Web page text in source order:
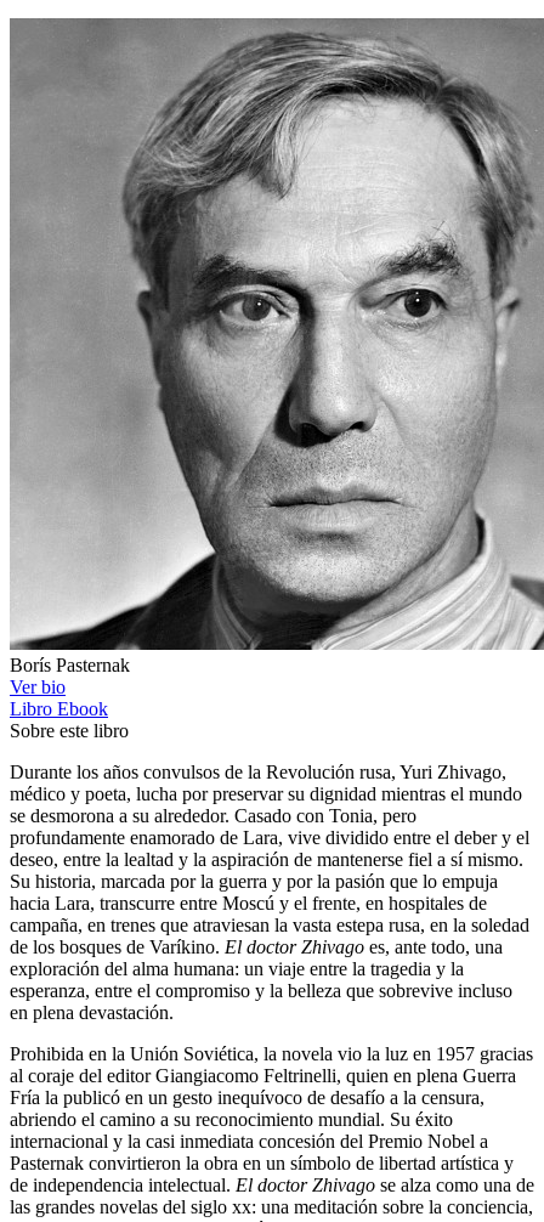
Borís Pasternak
Ver bio
Libro Ebook
Sobre este libro
Durante los años convulsos de la Revolución rusa, Yuri Zhivago,
médico y poeta, lucha por preservar su dignidad mientras el mundo
se desmorona a su alrededor. Casado con Tonia, pero
profundamente enamorado de Lara, vive dividido entre el deber y el
deseo, entre la lealtad y la aspiración de mantenerse fiel a sí mismo.
Su historia, marcada por la guerra y por la pasión que lo empuja
hacia Lara, transcurre entre Moscú y el frente, en hospitales de
campaña, en trenes que atraviesan la vasta estepa rusa, en la soledad
de los bosques de Varíkino. El doctor Zhivago es, ante todo, una
exploración del alma humana: un viaje entre la tragedia y la
esperanza, entre el compromiso y la belleza que sobrevive incluso
en plena devastación.
Prohibida en la Unión Soviética, la novela vio la luz en 1957 gracias
al coraje del editor Giangiacomo Feltrinelli, quien en plena Guerra
Fría la publicó en un gesto inequívoco de desafío a la censura,
abriendo el camino a su reconocimiento mundial. Su éxito
internacional y la casi inmediata concesión del Premio Nobel a
Pasternak convirtieron la obra en un símbolo de libertad artística y
de independencia intelectual. El doctor Zhivago se alza como una de
las grandes novelas del siglo xx: una meditación sobre la conciencia,